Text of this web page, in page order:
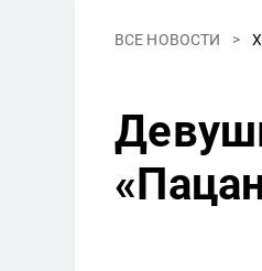
ВСЕ НОВОСТИ